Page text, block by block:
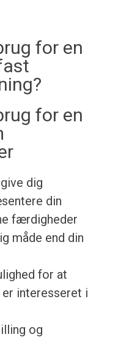
for en
for en
dig
din
færdigheder
måde end din
for at
interesseret i
og